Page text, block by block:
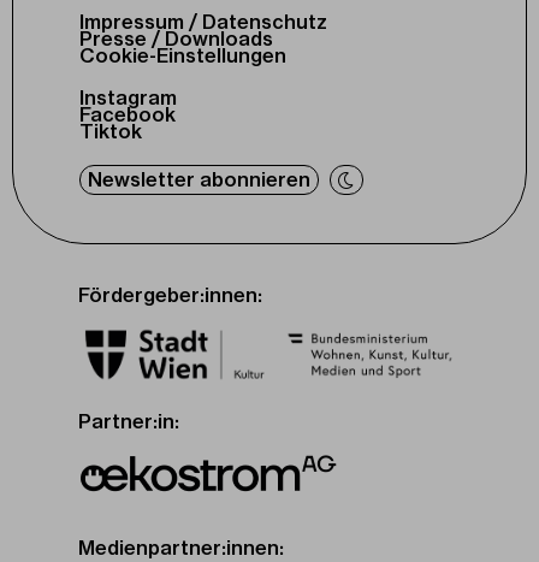
Impressum / Datenschutz
Presse / Downloads
Cookie-Einstellungen
Instagram
Facebook
Tiktok
Newsletter abonnieren
Fördergeber:innen:
Partner:in:
Medienpartner:innen: